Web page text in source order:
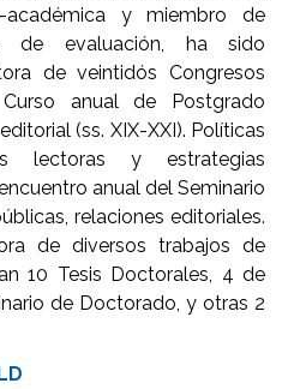
académica y miembro de
de evaluación, ha sido
de veintidós Congresos
Curso anual de Postgrado
(ss. XIX-XXI). Políticas
lectoras y estrategias
anual del Seminario
relaciones editoriales.
de diversos trabajos de
10 Tesis Doctorales, 4 de
de Doctorado, y otras 2